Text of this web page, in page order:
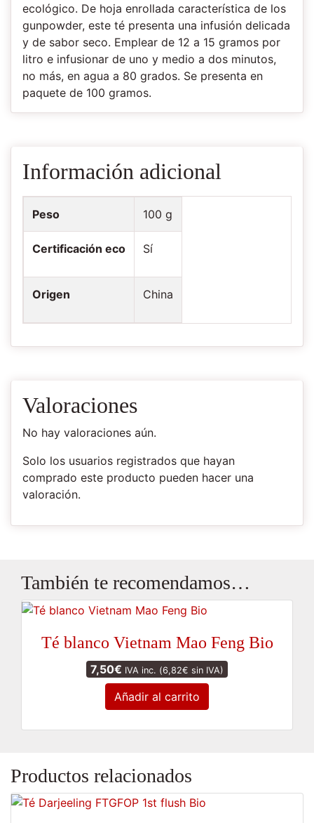
ecológico. De hoja enrollada característica de los
gunpowder, este té presenta una infusión delicada
y de sabor seco. Emplear de 12 a 15 gramos por
litro e infusionar de uno y medio a dos minutos,
no más, en agua a 80 grados. Se presenta en
paquete de 100 gramos.
Información adicional
Peso 100 g
Certificación eco Sí
Origen China
Valoraciones
No hay valoraciones aún.
Solo los usuarios registrados que hayan
comprado este producto pueden hacer una
valoración.
También te recomendamos…
Té blanco Vietnam Mao Feng Bio
7,50€ IVA inc. (6,82€ sin IVA)
Añadir al carrito
Productos relacionados